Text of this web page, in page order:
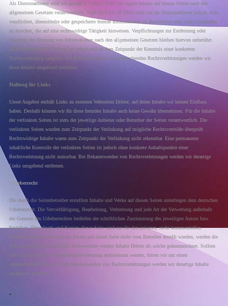
Als Diensteanbieter sind wir gemäß § 7 Abs.1 TMG für eigene Inhalte auf diesen Seiten nach den
allgemeinen Gesetzen verantwortlich. Nach §§ 8 bis 10 TMG sind wir als Diensteanbieter jedoch nicht
verpflichtet, übermittelte oder gespeicherte fremde Informationen zu überwachen oder nach Umständen
zu forschen, die auf eine rechtswidrige Tätigkeit hinweisen. Verpflichtungen zur Entfernung oder
Sperrung der Nutzung von Informationen nach den allgemeinen Gesetzen bleiben hiervon unberührt.
Eine diesbezügliche Haftung ist jedoch erst ab dem Zeitpunkt der Kenntnis einer konkreten
Rechtsverletzung möglich. Bei Bekanntwerden von entsprechenden Rechtsverletzungen werden wir
diese Inhalte umgehend entfernen.
Haftung für Links
Unser Angebot enthält Links zu externen Webseiten Dritter, auf deren Inhalte wir keinen Einfluss
haben. Deshalb können wir für diese fremden Inhalte auch keine Gewähr übernehmen. Für die Inhalte
der verlinkten Seiten ist stets der jeweilige Anbieter oder Betreiber der Seiten verantwortlich. Die
verlinkten Seiten wurden zum Zeitpunkt der Verlinkung auf mögliche Rechtsverstöße überprüft.
Rechtswidrige Inhalte waren zum Zeitpunkt der Verlinkung nicht erkennbar. Eine permanente
inhaltliche Kontrolle der verlinkten Seiten ist jedoch ohne konkrete Anhaltspunkte einer
Rechtsverletzung nicht zumutbar. Bei Bekanntwerden von Rechtsverletzungen werden wir derartige
Links umgehend entfernen.
Urheberrecht
Die durch die Seitenbetreiber erstellten Inhalte und Werke auf diesen Seiten unterliegen dem deutschen
Urheberrecht. Die Vervielfältigung, Bearbeitung, Verbreitung und jede Art der Verwertung außerhalb
der Grenzen des Urheberrechtes bedürfen der schriftlichen Zustimmung des jeweiligen Autors bzw.
Erstellers. Downloads und Kopien dieser Seite sind nur für den privaten, nicht kommerziellen
Gebrauch gestattet. Soweit die Inhalte auf dieser Seite nicht vom Betreiber erstellt wurden, werden die
Urheberrechte Dritter beachtet. Insbesondere werden Inhalte Dritter als solche gekennzeichnet. Sollten
Sie trotzdem auf eine Urheberrechtsverletzung aufmerksam werden, bitten wir um einen
entsprechenden Hinweis. Bei Bekanntwerden von Rechtsverletzungen werden wir derartige Inhalte
umgehend entfernen.
.